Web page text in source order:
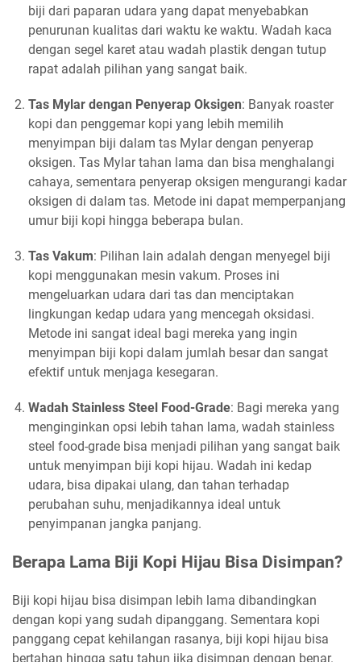
biji dari paparan udara yang dapat menyebabkan
penurunan kualitas dari waktu ke waktu. Wadah kaca
dengan segel karet atau wadah plastik dengan tutup
rapat adalah pilihan yang sangat baik.
Tas Mylar dengan Penyerap Oksigen: Banyak roaster
kopi dan penggemar kopi yang lebih memilih
menyimpan biji dalam tas Mylar dengan penyerap
oksigen. Tas Mylar tahan lama dan bisa menghalangi
cahaya, sementara penyerap oksigen mengurangi kadar
oksigen di dalam tas. Metode ini dapat memperpanjang
umur biji kopi hingga beberapa bulan.
Tas Vakum: Pilihan lain adalah dengan menyegel biji
kopi menggunakan mesin vakum. Proses ini
mengeluarkan udara dari tas dan menciptakan
lingkungan kedap udara yang mencegah oksidasi.
Metode ini sangat ideal bagi mereka yang ingin
menyimpan biji kopi dalam jumlah besar dan sangat
efektif untuk menjaga kesegaran.
Wadah Stainless Steel Food-Grade: Bagi mereka yang
menginginkan opsi lebih tahan lama, wadah stainless
steel food-grade bisa menjadi pilihan yang sangat baik
untuk menyimpan biji kopi hijau. Wadah ini kedap
udara, bisa dipakai ulang, dan tahan terhadap
perubahan suhu, menjadikannya ideal untuk
penyimpanan jangka panjang.
Berapa Lama Biji Kopi Hijau Bisa Disimpan?
Biji kopi hijau bisa disimpan lebih lama dibandingkan
dengan kopi yang sudah dipanggang. Sementara kopi
panggang cepat kehilangan rasanya, biji kopi hijau bisa
bertahan hingga satu tahun jika disimpan dengan benar.